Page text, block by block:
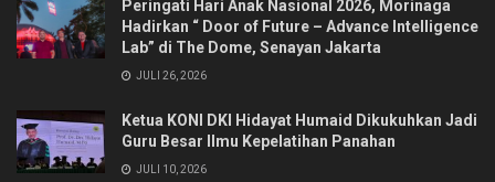
Peringati Hari Anak Nasional 2026, Morinaga
Hadirkan “ Door of Future – Advance Intelligence
Lab” di The Dome, Senayan Jakarta
JULI 26, 2026
Ketua KONI DKI Hidayat Humaid Dikukuhkan Jadi
Guru Besar Ilmu Kepelatihan Panahan
JULI 10, 2026